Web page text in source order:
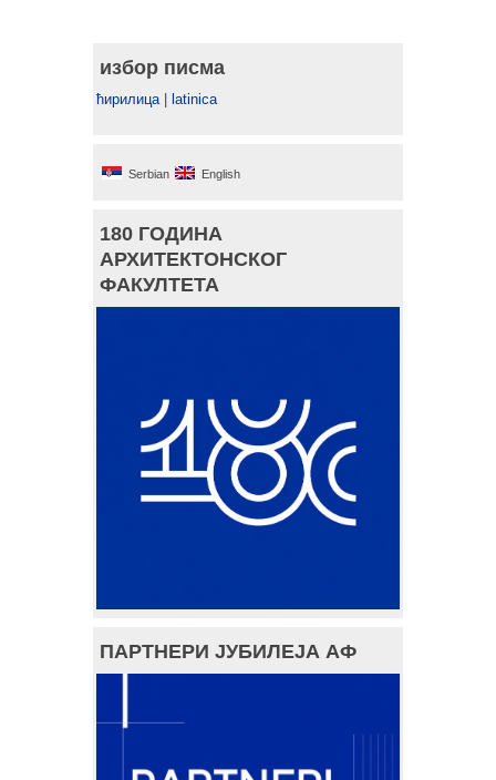
избор писма
ћирилица| latinica
Serbian English
180 ГОДИНА
АРХИТЕКТОНСКОГ
ФАКУЛТЕТА
ПАРТНЕРИ ЈУБИЛЕЈА АФ